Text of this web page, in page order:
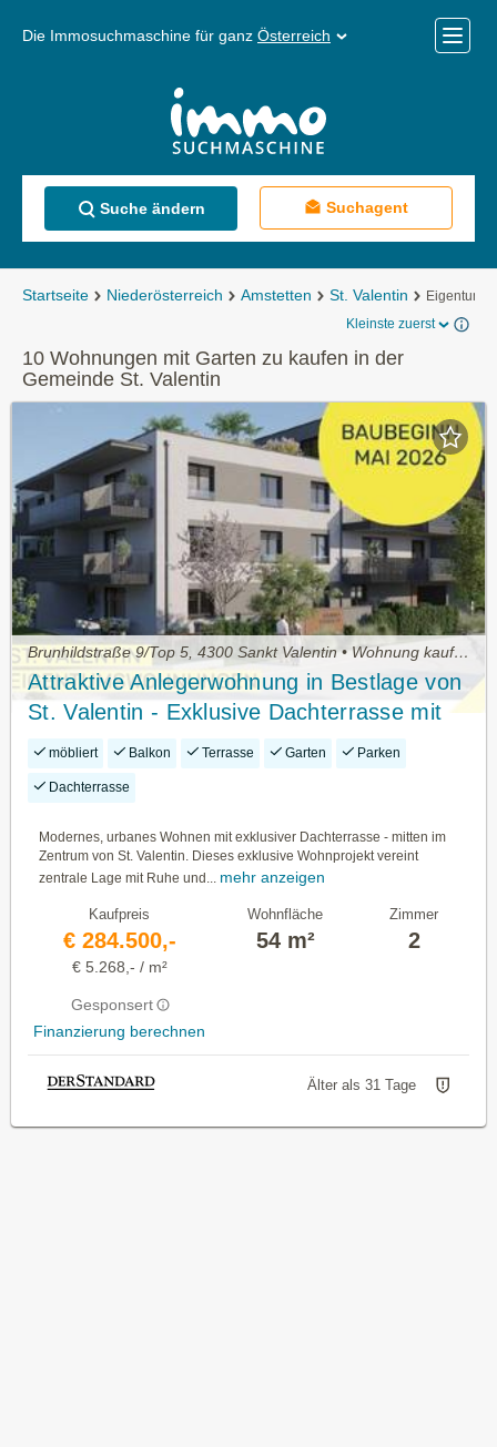
Die Immosuchmaschine für ganz Österreich
Menü
Suche ändern Suchagent
Startseite Niederösterreich Amstetten St. Valentin
Kleinste zuerst
10 Wohnungen mit Garten zu kaufen in der
Gemeinde St. Valentin
Brunhildstraße 9/Top 5, 4300 Sankt Valentin • Wohnung kaufen
Attraktive Anlegerwohnung in Bestlage von
St. Valentin - Exklusive Dachterrasse mit
Bergblick!
möbliert Balkon Terrasse Garten Parken
Dachterrasse
Modernes, urbanes Wohnen mit exklusiver Dachterrasse - mitten im
Zentrum von St. Valentin. Dieses exklusive Wohnprojekt vereint
zentrale Lage mit Ruhe und...
mehr anzeigen
Kaufpreis
€ 284.500,-
€ 5.268,- / m²
Gesponsert
Finanzierung berechnen
Wohnfläche
54 m²
Zimmer
2
Älter als 31 Tage